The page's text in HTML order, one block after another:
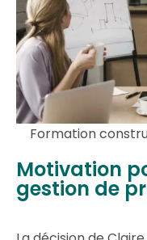
Formation
Motivation
gestion de